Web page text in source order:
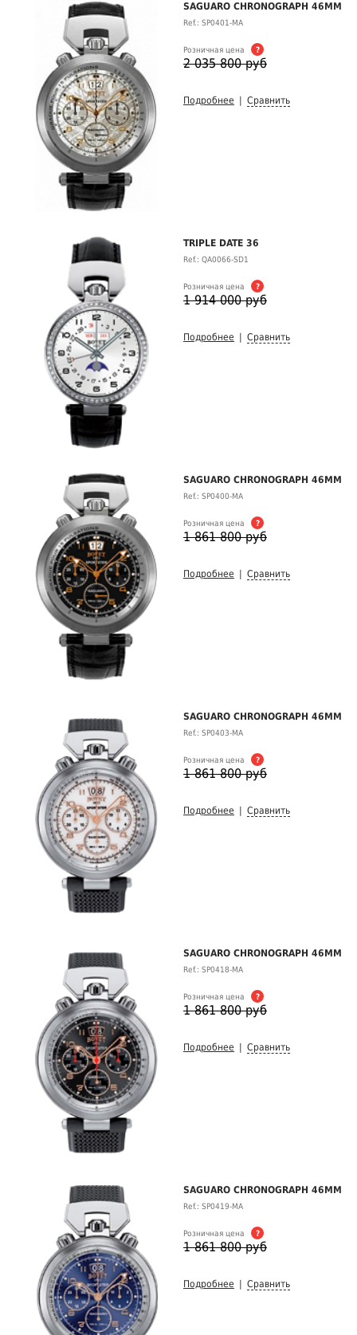
SAGUARO CHRONOGRAPH 46MM
Ref.: SP0401-MA
Розничная цена ?
2 035 800 руб
Подробнее Сравнить
TRIPLE DATE 36
Ref.: QA0066-SD1
Розничная цена ?
1 914 000 руб
Подробнее Сравнить
SAGUARO CHRONOGRAPH 46MM
Ref.: SP0400-MA
Розничная цена ?
1 861 800 руб
Подробнее Сравнить
SAGUARO CHRONOGRAPH 46MM
Ref.: SP0403-MA
Розничная цена ?
1 861 800 руб
Подробнее Сравнить
SAGUARO CHRONOGRAPH 46MM
Ref.: SP0418-MA
Розничная цена ?
1 861 800 руб
Подробнее Сравнить
SAGUARO CHRONOGRAPH 46MM
Ref.: SP0419-MA
Розничная цена ?
1 861 800 руб
Подробнее Сравнить